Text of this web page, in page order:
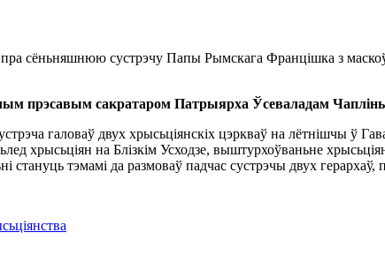
сёньняшнюю сустрэчу Папы Рымскага Францішка з
прэсавым сакратаром Патрыярха Ўсеваладам
галоваў двух хрысьціянскіх цэркваў на лётнішчы ў
хрысьціян на Блізкім Усходзе, выштурхоўваньне
стануць тэмамі да размоваў падчас сустрэчы двух